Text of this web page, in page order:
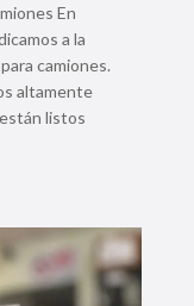
En
a la
camiones.
altamente
listos